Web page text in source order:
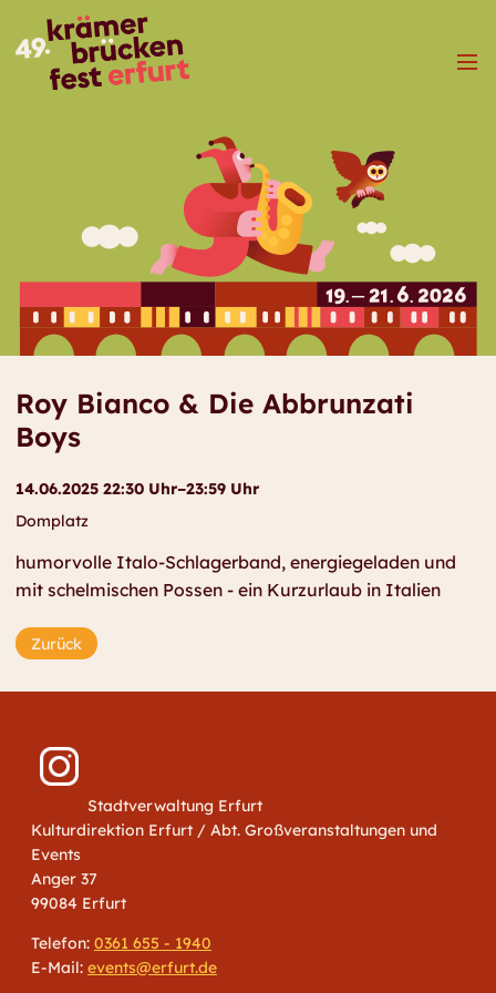
Menü
Roy Bianco & Die Abbrunzati
Boys
14.06.2025 22:30 Uhr–23:59 Uhr
Domplatz
humorvolle Italo-Schlagerband, energiegeladen und
mit schelmischen Possen - ein Kurzurlaub in Italien
Zurück
Stadtverwaltung Erfurt
Kulturdirektion Erfurt / Abt. Großveranstaltungen und
Events
Anger 37
99084 Erfurt
Telefon: 0361 655 - 1940
E-Mail: events@erfurt.de